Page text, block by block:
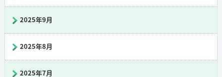
2025年9月
2025年8月
2025年7月